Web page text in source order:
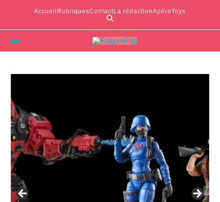
Accueil RubriquesContactLa rédactionApéroToys